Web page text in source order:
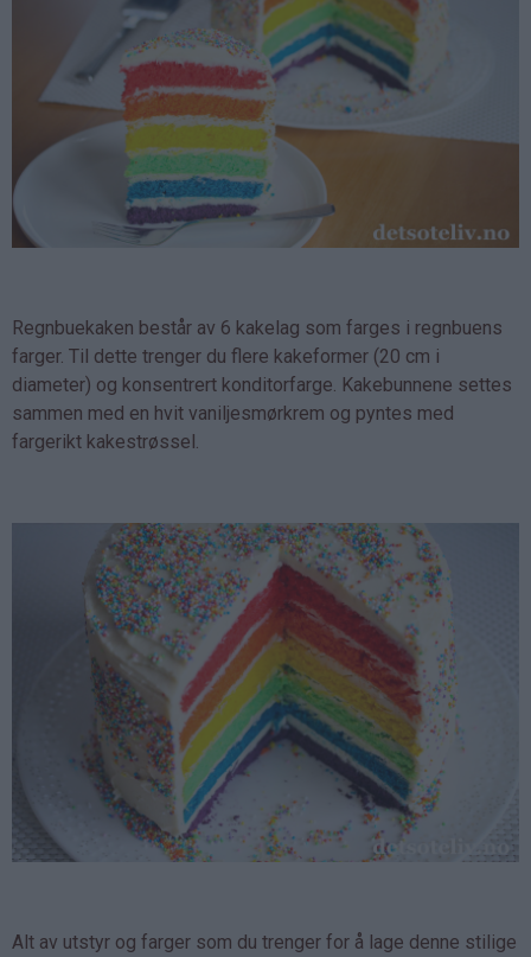
Regnbuekaken består av 6 kakelag som farges i regnbuens
farger. Til dette trenger du flere kakeformer (20 cm i
diameter) og konsentrert konditorfarge. Kakebunnene settes
sammen med en hvit vaniljesmørkrem og pyntes med
fargerikt kakestrøssel.
Alt av utstyr og farger som du trenger for å lage denne stilige